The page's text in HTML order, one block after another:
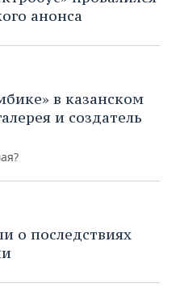
анонса
в казанском
и создатель
о последствиях